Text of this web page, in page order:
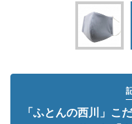
「ふとんの西川」